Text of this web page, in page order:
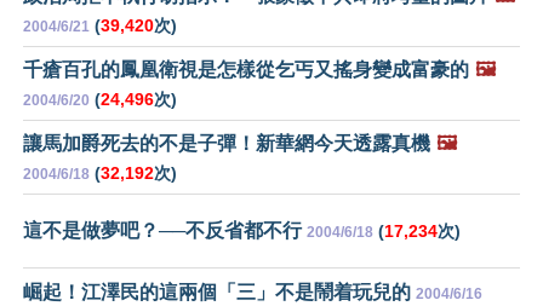
2004/6/21 (39,420次)
千瘡百孔的鳳凰衛視是怎樣從乞丐又搖身變成富豪的 🖼️
2004/6/20 (24,496次)
讓馬加爵死去的不是子彈！新華網今天透露真機 🖼️
2004/6/18 (32,192次)
這不是做夢吧？──不反省都不行 2004/6/18 (17,234次)
崛起！江澤民的這兩個「三」不是鬧着玩兒的 2004/6/16